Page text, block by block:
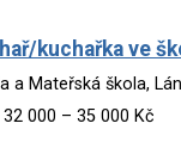
kuchařka ve
a Mateřská škola,
32 000 – 35 000 Kč